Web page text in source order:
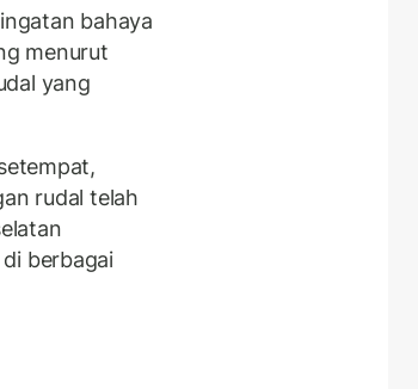
bahaya
menurut
yang
rudal telah
berbagai